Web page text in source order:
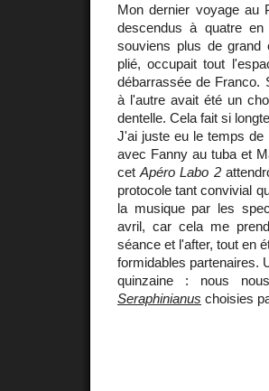
Mon dernier voyage au
descendus à quatre
souviens plus de grand
plié, occupait tout
débarrassée de Franco.
à l'autre avait été un
dentelle. Cela fait si
J'ai juste eu le temps de
avec Fanny au tuba et
cetApéro Labo 2
protocole tant convivial
la musique par les
avril, car cela me
séance et l'after, tout en
formidables partenaires.
quinzaine : nous
Seraphinianus choisies